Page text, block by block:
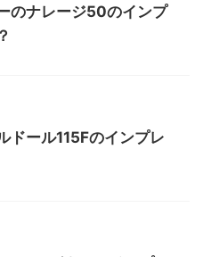
のナレージ50のインプ
ドール115Fのインプレ